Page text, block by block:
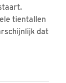
tientallen
dat